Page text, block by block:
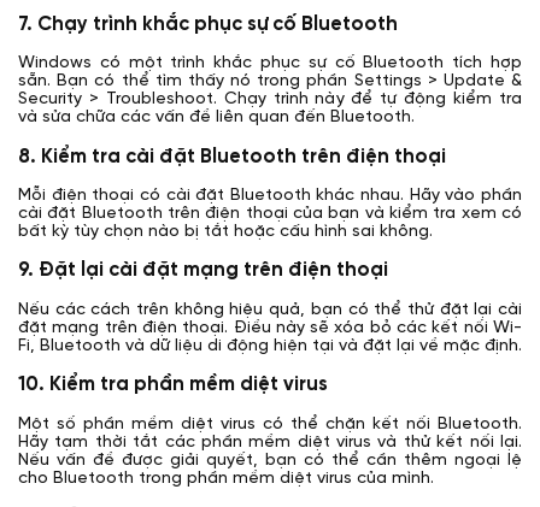
7. Chạy trình khắc phục sự cố Bluetooth
Windows có một trình khắc phục sự cố Bluetooth tích hợp
sẵn. Bạn có thể tìm thấy nó trong phần Settings > Update &
Security > Troubleshoot. Chạy trình này để tự động kiểm tra
và sửa chữa các vấn đề liên quan đến Bluetooth.
8. Kiểm tra cài đặt Bluetooth trên điện thoại
Mỗi điện thoại có cài đặt Bluetooth khác nhau. Hãy vào phần
cài đặt Bluetooth trên điện thoại của bạn và kiểm tra xem có
bất kỳ tùy chọn nào bị tắt hoặc cấu hình sai không.
9. Đặt lại cài đặt mạng trên điện thoại
Nếu các cách trên không hiệu quả, bạn có thể thử đặt lại cài
đặt mạng trên điện thoại. Điều này sẽ xóa bỏ các kết nối Wi-
Fi, Bluetooth và dữ liệu di động hiện tại và đặt lại về mặc định.
10. Kiểm tra phần mềm diệt virus
Một số phần mềm diệt virus có thể chặn kết nối Bluetooth.
Hãy tạm thời tắt các phần mềm diệt virus và thử kết nối lại.
Nếu vấn đề được giải quyết, bạn có thể cần thêm ngoại lệ
cho Bluetooth trong phần mềm diệt virus của mình.